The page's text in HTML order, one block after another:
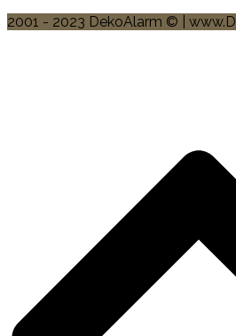
2001 - 2023 DekoAlarm © |